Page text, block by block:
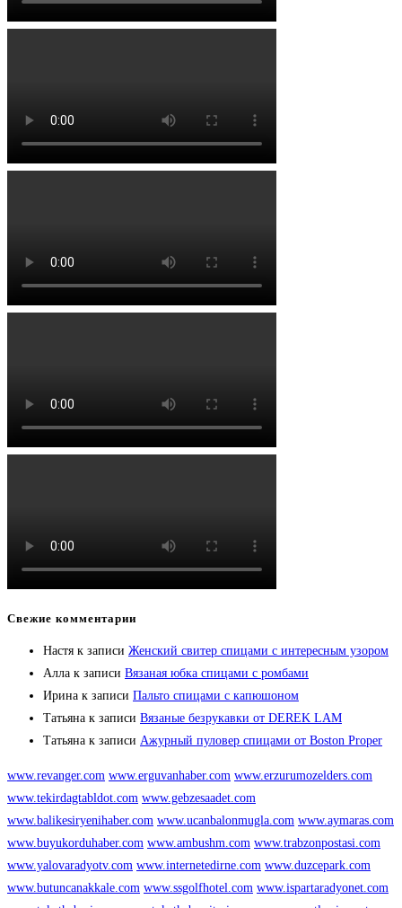
Свежие комментарии
Настя к записи Женский свитер спицами с интересным узором
Алла к записи Вязаная юбка спицами с ромбами
Ирина к записи Пальто спицами с капюшоном
Татьяна к записи Вязаные безрукавки от DEREK LAM
Татьяна к записи Ажурный пуловер спицами от Boston Proper
www.revanger.com www.erguvanhaber.com www.erzurumozelders.com
www.tekirdagtabldot.com www.gebzesaadet.com
www.balikesiryenihaber.com www.ucanbalonmugla.com www.aymaras.com
www.buyukorduhaber.com www.ambushm.com www.trabzonpostasi.com
www.yalovaradyotv.com www.internetedirne.com www.duzcepark.com
www.butuncanakkale.com www.ssgolfhotel.com www.ispartaradyonet.com